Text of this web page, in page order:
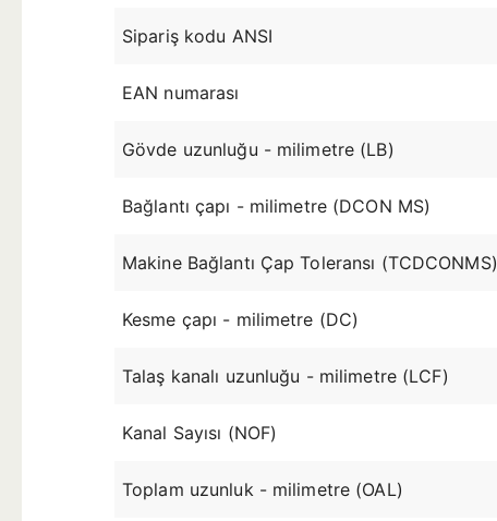
Sipariş kodu ANSI
EAN numarası
Gövde uzunluğu - milimetre (LB)
Bağlantı çapı - milimetre (DCON MS)
Makine Bağlantı Çap Toleransı (TCDCONMS)
Kesme çapı - milimetre (DC)
Talaş kanalı uzunluğu - milimetre (LCF)
Kanal Sayısı (NOF)
Toplam uzunluk - milimetre (OAL)